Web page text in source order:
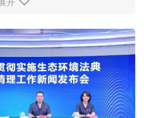
化需求
中非合作新气象
码今夏的清凉底气
如何“皖”美提速
开